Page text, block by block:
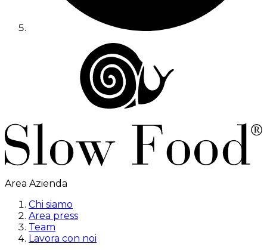
Area Azienda
Chi siamo
Area press
Team
Lavora con noi